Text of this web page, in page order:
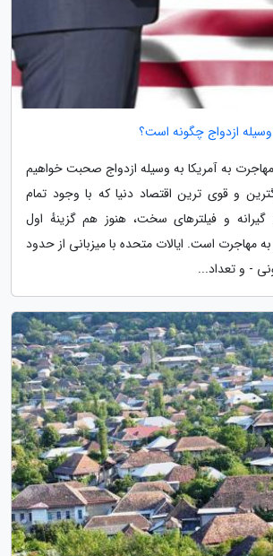
ازدواج چگونه است؟
به آمریکا به وسیله ازدواج صحبت خواهیم
و قوی ترین اقتصاد دنیا که با وجود تمام
و فیلترهای سخت، هنوز هم گزینهٔ اول
به مهاجرت است. ایالات متحده با میزبانی از حدود